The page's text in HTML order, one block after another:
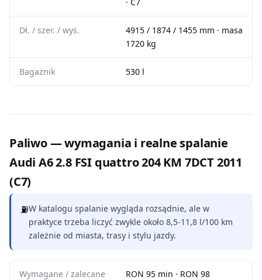
Dł. / szer. / wys.
4915 / 1874 / 1455 mm · masa
1720 kg
Bagażnik 530 l
Paliwo — wymagania i realne spalanie
Audi A6 2.8 FSI quattro 204 KM 7DCT 2011
(C7)
⛽W katalogu spalanie wygląda rozsądnie, ale w
praktyce trzeba liczyć zwykle około 8,5-11,8 l/100 km
zależnie od miasta, trasy i stylu jazdy.
Wymagane / zalecane
RON 95 min · RON 98